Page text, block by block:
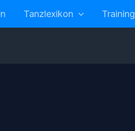
Tanzlexikon Training